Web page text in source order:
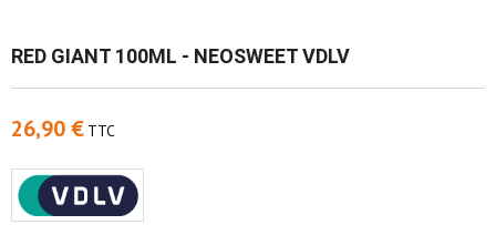
RED GIANT 100ML - NEOSWEET VDLV
26,90 € TTC